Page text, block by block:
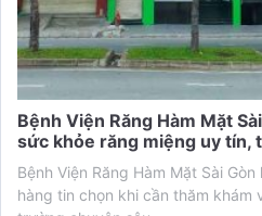
Bệnh Viện Răng Hàm Mặt
sức khỏe răng miệng uy tín,
Bệnh Viện Răng Hàm Mặt Sài
hàng tin chọn khi cần thăm khám